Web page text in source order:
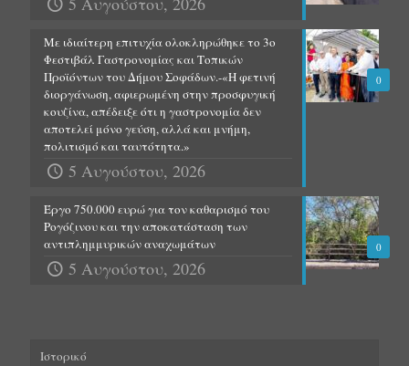
0
Με ιδιαίτερη επιτυχία ολοκληρώθηκε το 3ο
Φεστιβάλ Γαστρονομίας και Τοπικών
Προϊόντων του Δήμου Σοφάδων.-«Η φετινή
διοργάνωση, αφιερωμένη στην προσφυγική
κουζίνα, απέδειξε ότι η γαστρονομία δεν
αποτελεί μόνο γεύση, αλλά και μνήμη,
πολιτισμό και ταυτότητα.»
5 Αυγούστου, 2026
0
Έργο 750.000 ευρώ για τον καθαρισμό του
Ρογόζινου και την αποκατάσταση των
αντιπλημμυρικών αναχωμάτων
5 Αυγούστου, 2026
Ιστορικό